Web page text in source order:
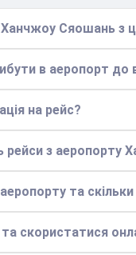
Сяошань з
в аеропорт до
на рейс?
рейси з
та
скористатися